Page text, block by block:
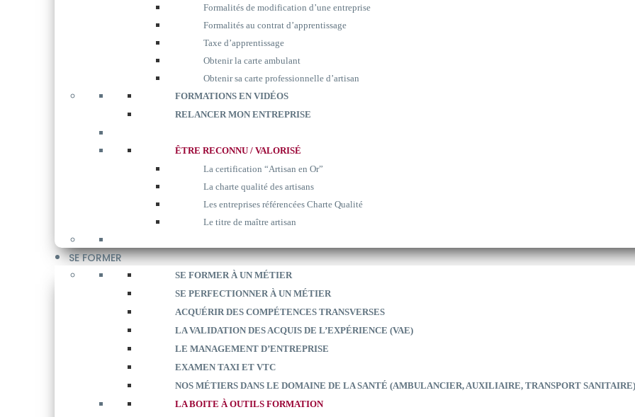
Formalités de modification d’une entreprise
Formalités au contrat d’apprentissage
Taxe d’apprentissage
Obtenir la carte ambulant
Obtenir sa carte professionnelle d’artisan
FORMATIONS EN VIDÉOS
RELANCER MON ENTREPRISE
ÊTRE RECONNU / VALORISÉ
La certification “Artisan en Or”
La charte qualité des artisans
Les entreprises référencées Charte Qualité
Le titre de maître artisan
SE FORMER
SE FORMER À UN MÉTIER
SE PERFECTIONNER À UN MÉTIER
ACQUÉRIR DES COMPÉTENCES TRANSVERSES
LA VALIDATION DES ACQUIS DE L’EXPÉRIENCE (VAE)
LE MANAGEMENT D’ENTREPRISE
EXAMEN TAXI ET VTC
NOS MÉTIERS DANS LE DOMAINE DE LA SANTÉ (AMBULANCIER, AUXILIAIRE, TRANSPORT SANITAIRE)
LA BOITE À OUTILS FORMATION